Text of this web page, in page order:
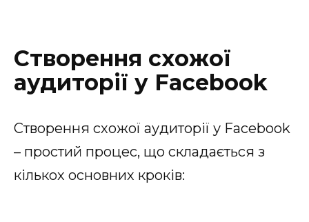
Створення схожої
аудиторії у Facebook
Створення схожої аудиторії у Facebook
– простий процес, що складається з
кількох основних кроків: